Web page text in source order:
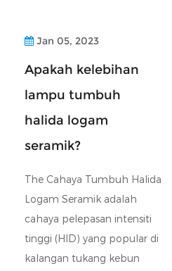
Jan 05, 2023
Apakah kelebihan
lampu tumbuh
halida logam
seramik?
The Cahaya Tumbuh Halida
Logam Seramik adalah
cahaya pelepasan intensiti
tinggi (HID) yang popular di
kalangan tukang kebun